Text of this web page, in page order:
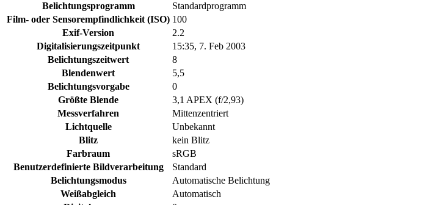
Belichtungsprogramm
Standardprogramm
Film- oder Sensorempfindlichkeit (ISO) 100
Exif-Version
2.2
Digitalisierungszeitpunkt
15:35, 7. Feb 2003
Belichtungszeitwert
8
Blendenwert
5,5
Belichtungsvorgabe
0
Größte Blende
3,1 APEX (f/2,93)
Messverfahren
Mittenzentriert
Lichtquelle
Unbekannt
Blitz
kein Blitz
Farbraum
sRGB
Benutzerdefinierte Bildverarbeitung
Standard
Belichtungsmodus
Automatische Belichtung
Weißabgleich
Automatisch